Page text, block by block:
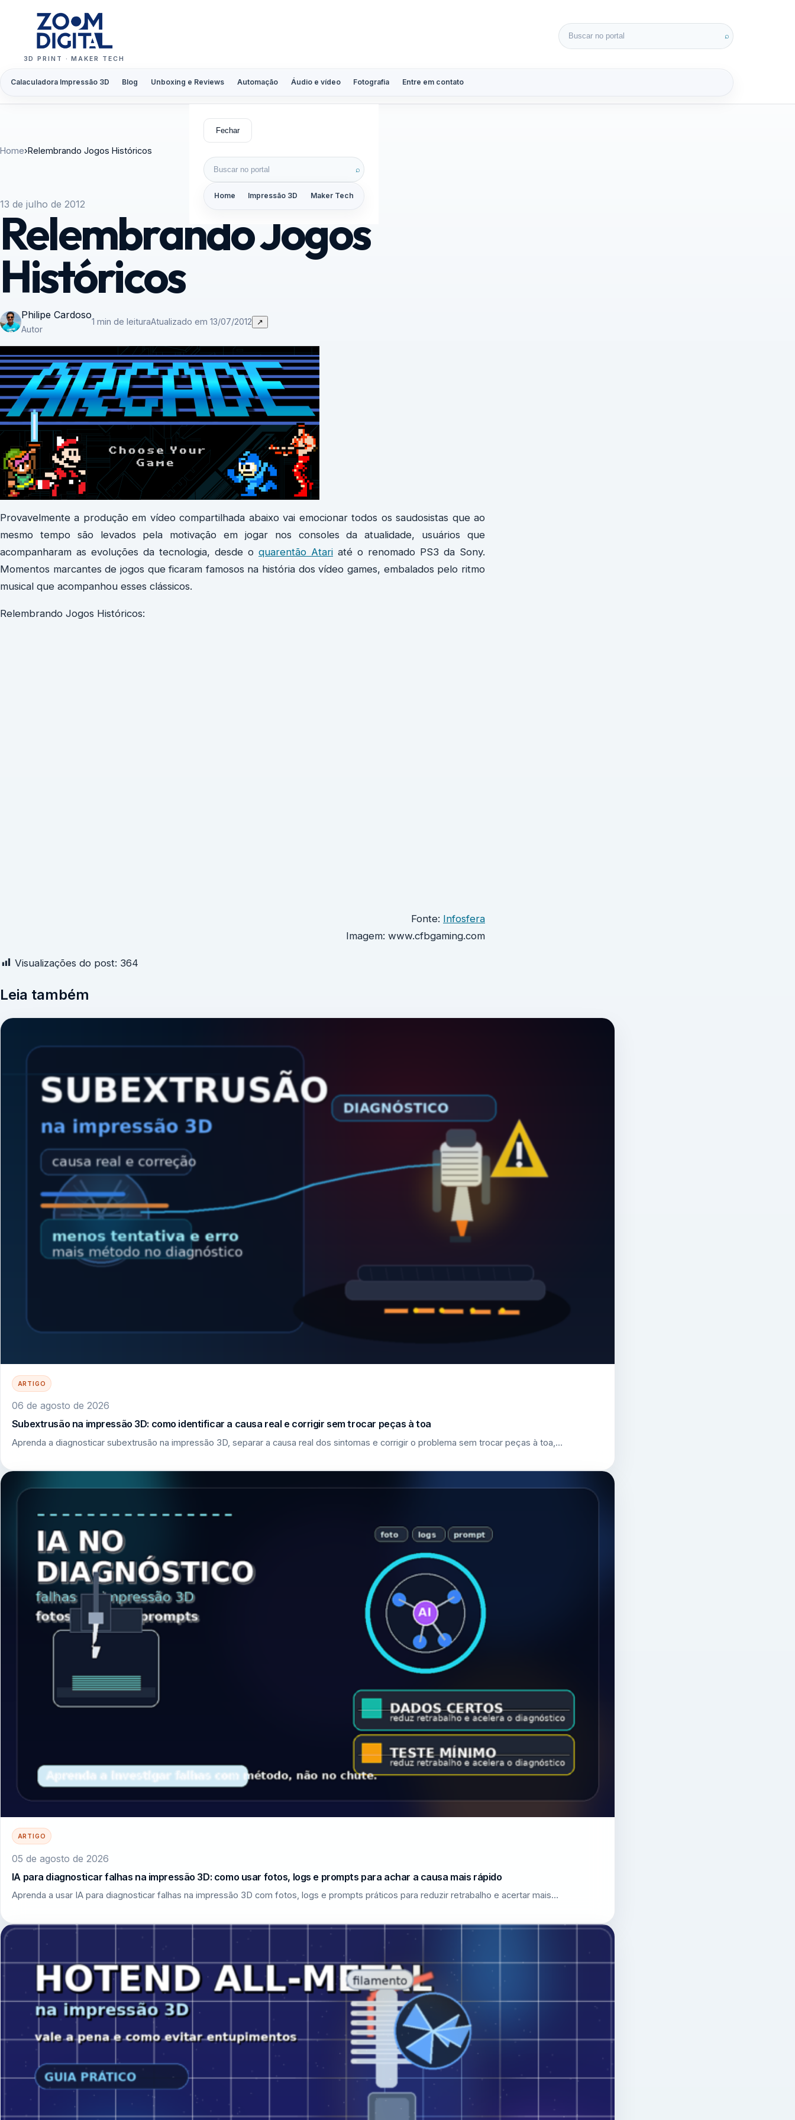
3D PRINT · MAKER TECH
Calaculadora Impressão 3D Blog Unboxing e Reviews Automação Áudio e vídeo Fotografia Entre em contato
Buscar por: ⌕
Fechar
Buscar por: ⌕
Home Impressão 3D Maker Tech
Home›Relembrando Jogos Históricos
13 de julho de 2012
Relembrando Jogos
Históricos
Philipe Cardoso
Autor
1 min de leituraAtualizado em 13/07/2012 ↗
Provavelmente a produção em vídeo compartilhada abaixo vai emocionar todos os saudosistas que ao
mesmo tempo são levados pela motivação em jogar nos consoles da atualidade, usuários que
acompanharam as evoluções da tecnologia, desde o quarentão Atari até o renomado PS3 da Sony.
Momentos marcantes de jogos que ficaram famosos na história dos vídeo games, embalados pelo ritmo
musical que acompanhou esses clássicos.
Relembrando Jogos Históricos:
Fonte: Infosfera
Imagem: www.cfbgaming.com
Visualizações do post: 364
Leia também
ARTIGO
06 de agosto de 2026
Subextrusão na impressão 3D: como identificar a causa real e corrigir sem trocar peças à toa
Aprenda a diagnosticar subextrusão na impressão 3D, separar a causa real dos sintomas e corrigir o problema sem trocar peças à toa,…
ARTIGO
05 de agosto de 2026
IA para diagnosticar falhas na impressão 3D: como usar fotos, logs e prompts para achar a causa mais rápido
Aprenda a usar IA para diagnosticar falhas na impressão 3D com fotos, logs e prompts práticos para reduzir retrabalho e acertar mais…